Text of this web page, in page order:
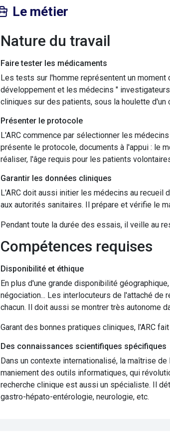
Le métier
Nature du travail
Faire tester les médicaments
Les tests sur l'homme représentent un moment
développement et les médecins "
cliniques sur des patients, sous la houlette d'un
Présenter le protocole
L'ARC commence par sélectionner les
présente le protocole, documents à l'appui : le
réaliser, l'âge requis pour les patients
Garantir les données cliniques
L'ARC doit aussi initier les médecins au
aux autorités sanitaires. Il prépare et vérifie le
Pendant toute la durée des essais, il veille au
Compétences requises
Disponibilité et éthique
En plus d'une grande disponibilité
négociation... Les interlocuteurs de l'attaché de
chacun. Il doit aussi se montrer très autonome
Garant des bonnes pratiques cliniques, l'ARC
Des connaissances scientifiques spécifiques
Dans un contexte internationalisé, la maîtrise
maniement des outils informatiques, qui
recherche clinique est aussi un spécialiste. Il
gastro-hépato-entérologie, neurologie, etc.